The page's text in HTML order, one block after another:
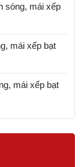
sóng, mái xếp
mái xếp bạt
mái xếp bạt